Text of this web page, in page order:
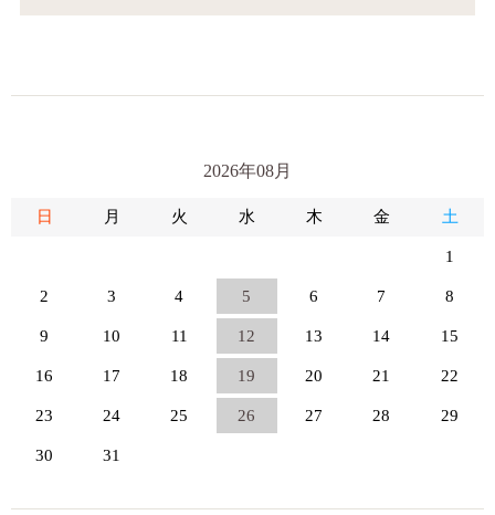
2026年08月
日 月 火 水 木 金 土
1
2 3 4 5 6 7 8
9 10 11 12 13 14 15
16 17 18 19 20 21 22
23 24 25 26 27 28 29
30 31